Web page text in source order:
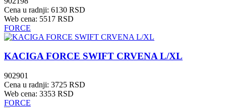
Cena u radnji: 6130 RSD
Web cena: 5517 RSD
FORCE
KACIGA FORCE SWIFT CRVENA L/XL
902901
Cena u radnji: 3725 RSD
Web cena: 3353 RSD
FORCE